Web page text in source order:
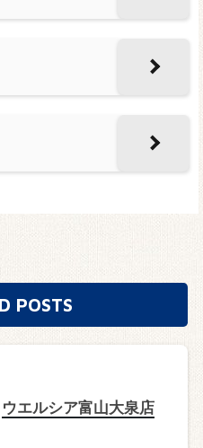
POSTS
ウエルシア富山大泉店